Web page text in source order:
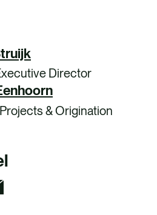
Director
& Origination